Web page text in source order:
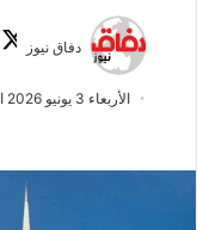
دفاق نيوز
الأربعاء 3 يونيو 2026 الساعة 7:23 م